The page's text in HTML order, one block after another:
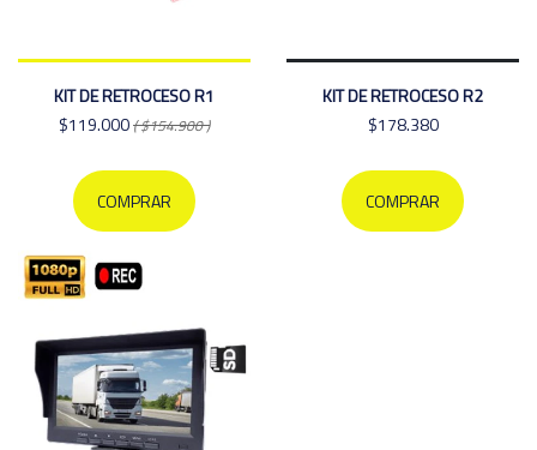
KIT DE RETROCESO R1
$119.000( $154.900 )
COMPRAR
KIT DE RETROCESO R2
$178.380
COMPRAR